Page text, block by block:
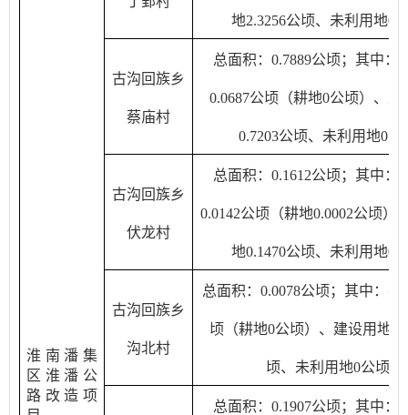
淮南潘集
区淮潘公
路改造项
地2.3256公顷、未利用地0
古沟回族乡
蔡庙村
总面积：0.7889公顷；其中：
0.0687公顷（耕地0公顷）、建
0.7203公顷、未利用地0公
古沟回族乡
伏龙村
总面积：0.1612公顷；其中：
0.0142公顷（耕地0.0002公顷）
地0.1470公顷、未利用地0
古沟回族乡
沟北村
总面积：0.0078公顷；其中：农
顷（耕地0公顷）、建设用地
顷、未利用地0公顷
总面积：0.1907公顷；其中：